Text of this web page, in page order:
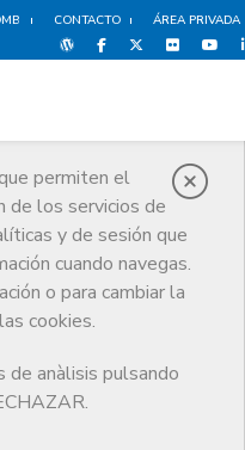
CONTACTO ÁREA PRIVADA
permiten el
de los servicios de
y de sesión que
cuando navegas.
o para cambiar la
cookies.
de anàlisis pulsando
la jornada